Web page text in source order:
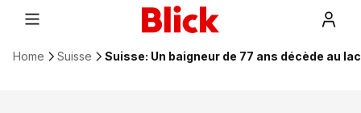
Home Suisse Suisse: Un baigneur de 77 ans décède au